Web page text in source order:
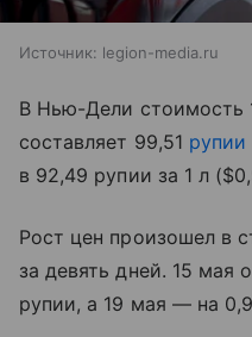
Источник: legion-media.ru
В Нью-Дели стоимость
составляет 99,51 рупии
в 92,49 рупии за 1 л
Рост цен произошел в
за девять дней. 15
рупии, а 19 мая — на